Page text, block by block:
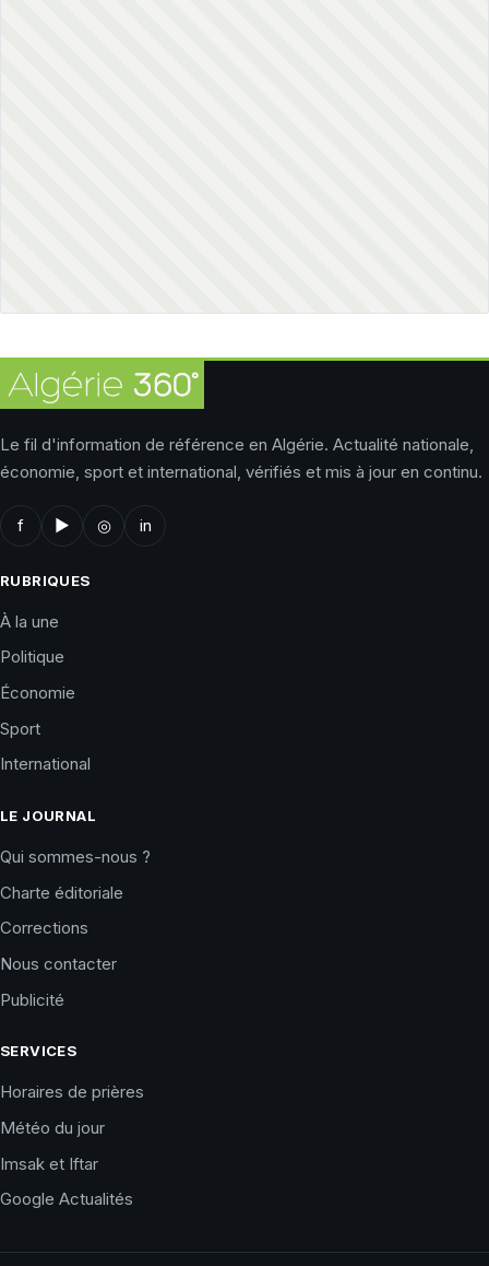
Le fil d'information de référence en Algérie. Actualité nationale,
économie, sport et international, vérifiés et mis à jour en continu.
f ▶ ◎ in
RUBRIQUES
À la une
Politique
Économie
Sport
International
LE JOURNAL
Qui sommes-nous ?
Charte éditoriale
Corrections
Nous contacter
Publicité
SERVICES
Horaires de prières
Météo du jour
Imsak et Iftar
Google Actualités